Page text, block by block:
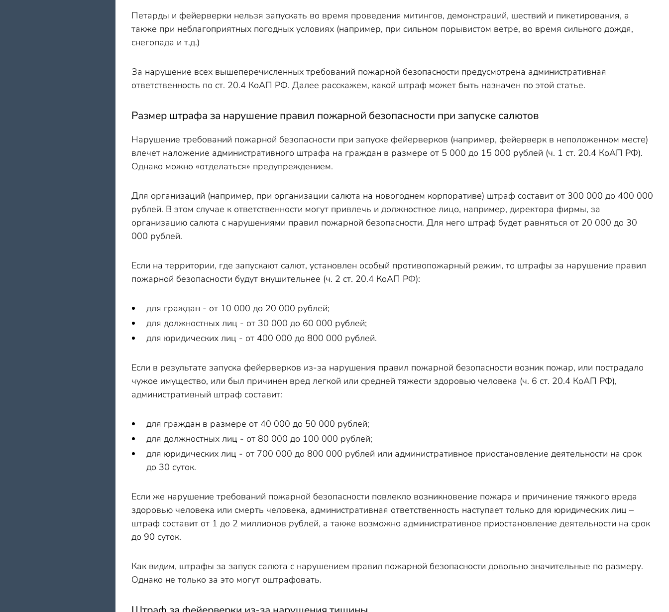
Петарды и фейерверки нельзя запускать во время проведения митингов, демонстраций, шествий и пикетирования, а
также при неблагоприятных погодных условиях (например, при сильном порывистом ветре, во время сильного дождя,
снегопада и т.д.)
За нарушение всех вышеперечисленных требований пожарной безопасности предусмотрена административная
ответственность по ст. 20.4 КоАП РФ. Далее расскажем, какой штраф может быть назначен по этой статье.
Размер штрафа за нарушение правил пожарной безопасности при запуске салютов
Нарушение требований пожарной безопасности при запуске фейерверков (например, фейерверк в неположенном месте)
влечет наложение административного штрафа на граждан в размере от 5 000 до 15 000 рублей (ч. 1 ст. 20.4 КоАП РФ).
Однако можно «отделаться» предупреждением.
Для организаций (например, при организации салюта на новогоднем корпоративе) штраф составит от 300 000 до 400 000
рублей. В этом случае к ответственности могут привлечь и должностное лицо, например, директора фирмы, за
организацию салюта с нарушениями правил пожарной безопасности. Для него штраф будет равняться от 20 000 до 30
000 рублей.
Если на территории, где запускают салют, установлен особый противопожарный режим, то штрафы за нарушение правил
пожарной безопасности будут внушительнее (ч. 2 ст. 20.4 КоАП РФ):
для граждан - от 10 000 до 20 000 рублей;
для должностных лиц - от 30 000 до 60 000 рублей;
для юридических лиц - от 400 000 до 800 000 рублей.
Если в результате запуска фейерверков из-за нарушения правил пожарной безопасности возник пожар, или пострадало
чужое имущество, или был причинен вред легкой или средней тяжести здоровью человека (ч. 6 ст. 20.4 КоАП РФ),
административный штраф составит:
для граждан в размере от 40 000 до 50 000 рублей;
для должностных лиц - от 80 000 до 100 000 рублей;
для юридических лиц - от 700 000 до 800 000 рублей или административное приостановление деятельности на срок
до 30 суток.
Если же нарушение требований пожарной безопасности повлекло возникновение пожара и причинение тяжкого вреда
здоровью человека или смерть человека, административная ответственность наступает только для юридических лиц –
штраф составит от 1 до 2 миллионов рублей, а также возможно административное приостановление деятельности на срок
до 90 суток.
Как видим, штрафы за запуск салюта с нарушением правил пожарной безопасности довольно значительные по размеру.
Однако не только за это могут оштрафовать.